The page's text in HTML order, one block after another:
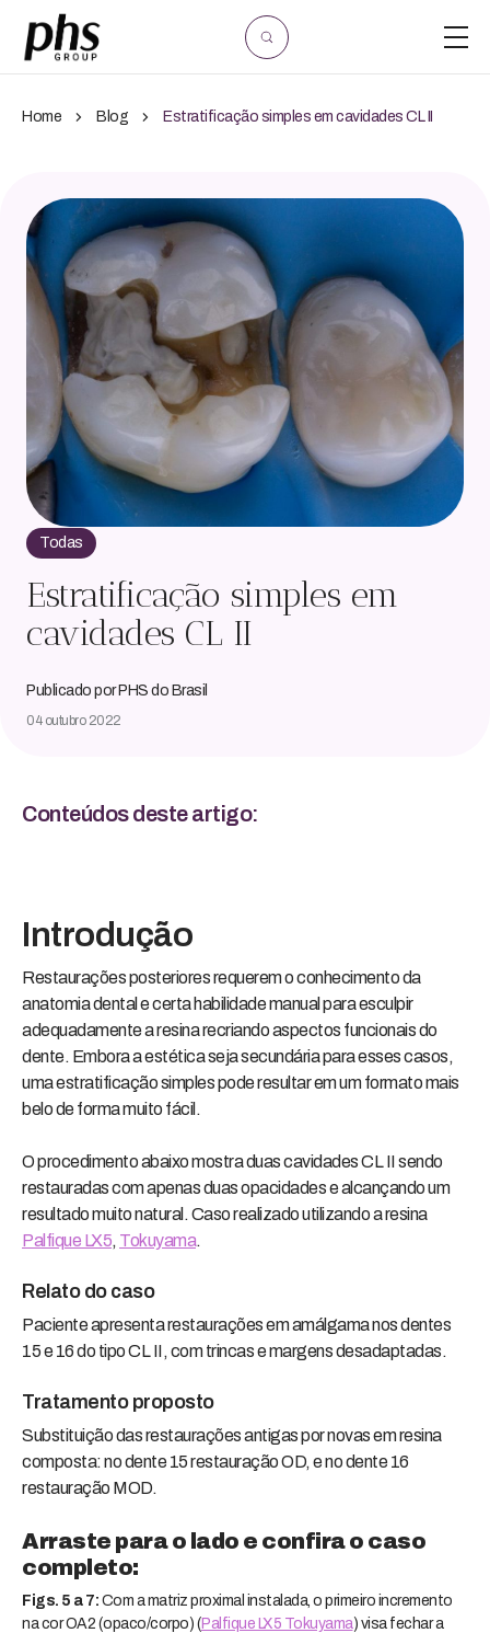
Home Blog Estratificação simples em cavidades CL II
Todas
Estratificação simples em
cavidades CL II
Publicado por PHS do Brasil
04 outubro 2022
Conteúdos deste artigo:
Introdução
Restaurações posteriores requerem o conhecimento da
anatomia dental e certa habilidade manual para esculpir
adequadamente a resina recriando aspectos funcionais do
dente. Embora a estética seja secundária para esses casos,
uma estratificação simples pode resultar em um formato mais
belo de forma muito fácil.
O procedimento abaixo mostra duas cavidades CL II sendo
restauradas com apenas duas opacidades e alcançando um
resultado muito natural. Caso realizado utilizando a resina
Palfique LX5, Tokuyama.
Relato do caso
Paciente apresenta restaurações em amálgama nos dentes
15 e 16 do tipo CL II, com trincas e margens desadaptadas.
Tratamento proposto
Substituição das restaurações antigas por novas em resina
composta: no dente 15 restauração OD, e no dente 16
restauração MOD.
Arraste para o lado e confira o caso
completo:
Figs. 5 a 7: Com a matriz proximal instalada, o primeiro incremento
na cor OA2 (opaco/corpo) (Palfique LX5 Tokuyama) visa fechar a